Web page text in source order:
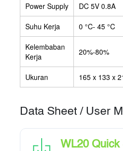
Power Supply DC 5V 0.8A
Suhu Kerja 0 °C- 45 °C
Kelembaban
Kerja
20%-80%
Ukuran 165 x 133 x
Data Sheet / User
WL20 Quick